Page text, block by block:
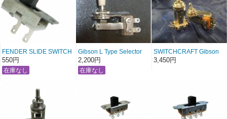
FENDER SLIDE SWITCH
SPST 2-Position
UPC/EAN:
717669107529 スライド
550円
Gibson L Type Selector
Switch
2,200円
SWITCHCRAFT Gibson
PUセレクタースタイルス
イッチ
3,450円